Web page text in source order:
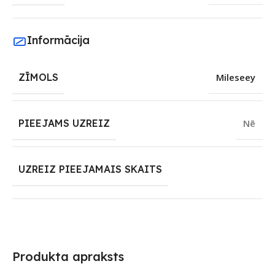
Produkta apraksts
Informācija
ZĪMOLS Mileseey
PIEEJAMS UZREIZ Nē
UZREIZ PIEEJAMAIS SKAITS